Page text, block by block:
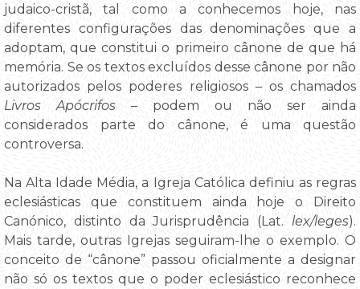
judaico-cristã, tal como a conhecemos hoje, nas
diferentes configurações das denominações que a
adoptam, que constitui o primeiro cânone de que há
memória. Se os textos excluídos desse cânone por não
autorizados pelos poderes religiosos – os chamados
Livros Apócrifos – podem ou não ser ainda
considerados parte do cânone, é uma questão
controversa.
Na Alta Idade Média, a Igreja Católica definiu as regras
eclesiásticas que constituem ainda hoje o Direito
Canónico, distinto da Jurisprudência (Lat. lex/leges).
Mais tarde, outras Igrejas seguiram-lhe o exemplo. O
conceito de “cânone” passou oficialmente a designar
não só os textos que o poder eclesiástico reconhece